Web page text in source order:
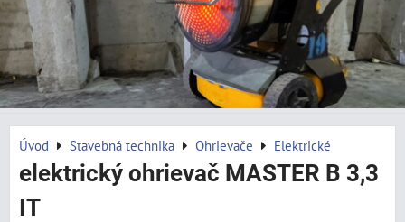
Úvod Stavebná technika Ohrievače Elektrické
elektrický ohrievač MASTER B 3,3
IT